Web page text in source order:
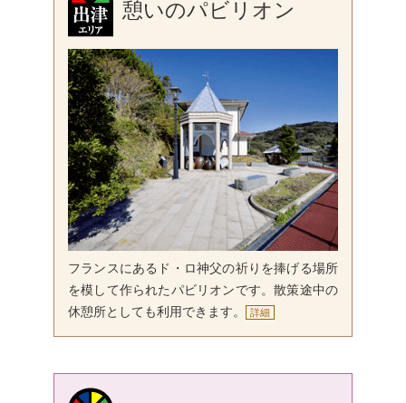
憩いのパビリオン
フランスにあるド・ロ神父の祈りを捧げる場所
を模して作られたパビリオンです。散策途中の
休憩所としても利用できます。
詳細